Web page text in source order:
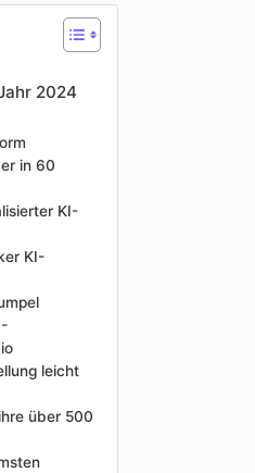
2024
in 60
KI-
KI-
leicht
über 500